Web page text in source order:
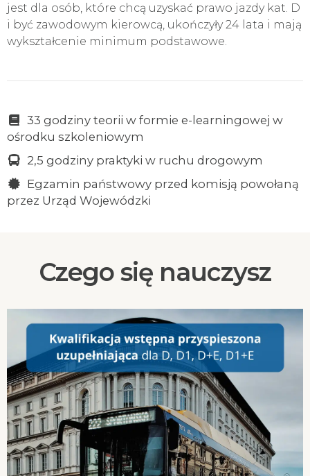
jest dla osób, które chcą uzyskać prawo jazdy kat. D
i być zawodowym kierowcą, ukończyły 24 lata i mają
wykształcenie minimum podstawowe.
33 godziny teorii w formie e-learningowej w
ośrodku szkoleniowym
2,5 godziny praktyki w ruchu drogowym
Egzamin państwowy przed komisją powołaną
przez Urząd Wojewódzki
Czego się nauczysz